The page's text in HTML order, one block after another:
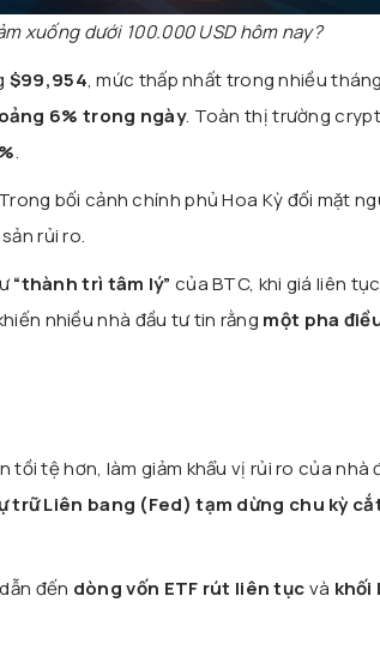
xuống dưới 100.000 USD hôm nay?
$99,954, mức thấp nhất trong nhiều
6% trong ngày. Toàn thị trường
.
bối cảnh chính phủ Hoa Kỳ đối mặt
rủi ro.
“thành trì tâm lý” của BTC, khi giá liên
nhiều nhà đầu tư tin rằng một pha
tệ hơn, làm giảm khẩu vị rủi ro của nhà
trữ Liên bang (Fed) tạm dừng chu kỳ
đến dòng vốn ETF rút liên tụcvà khối